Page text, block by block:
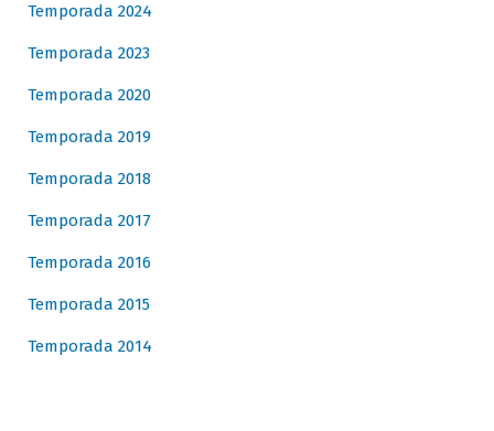
Temporada 2024
Temporada 2023
Temporada 2020
Temporada 2019
Temporada 2018
Temporada 2017
Temporada 2016
Temporada 2015
Temporada 2014